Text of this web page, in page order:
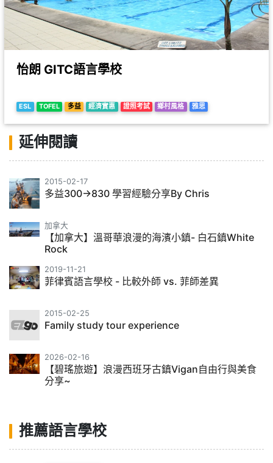
怡朗 GITC語言學校
ESL TOFEL 多益 經濟實惠 證照考試 鄉村風格 雅思
延伸閱讀
2015-02-17
多益300->830 學習經驗分享By Chris
加拿大
【加拿大】溫哥華浪漫的海濱小鎮- 白石鎮White
Rock
2019-11-21
菲律賓語言學校 - 比較外師 vs. 菲師差異
2015-02-25
Family study tour experience
2026-02-16
【碧瑤旅遊】浪漫西班牙古鎮Vigan自由行與美食
分享~
推薦語言學校